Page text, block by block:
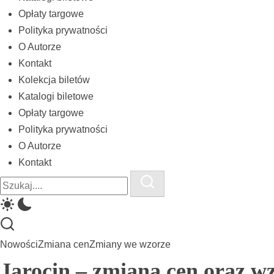
biletów
komunikacji
miejskiej
kolejowych
Opłaty targowe
Polityka prywatności
O Autorze
Kontakt
Kolekcja biletów
Katalogi biletowe
Opłaty targowe
Polityka prywatności
O Autorze
Kontakt
Close
Search
Search
NowościZmiana cenZmiany we wzorze